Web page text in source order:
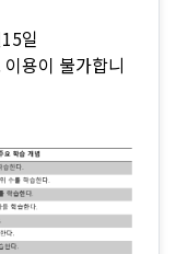
일
용이 불가합니